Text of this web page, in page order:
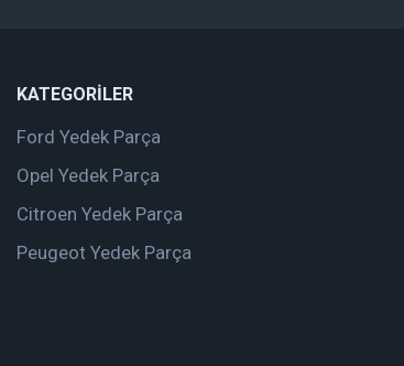
KATEGORİLER
Ford Yedek Parça
Opel Yedek Parça
Citroen Yedek Parça
Peugeot Yedek Parça